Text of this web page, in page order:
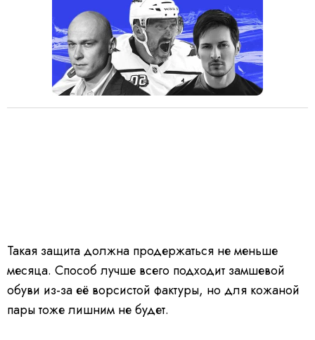
Такая защита должна продержаться не меньше
месяца. Способ лучше всего подходит замшевой
обуви из-за её ворсистой фактуры, но для кожаной
пары тоже лишним не будет.